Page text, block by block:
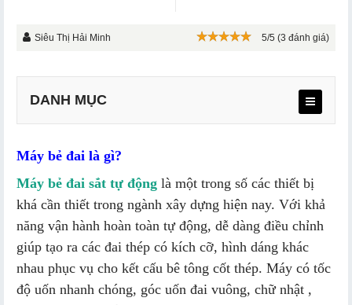
Siêu Thị Hải Minh 5/5 (3 đánh giá)
DANH MỤC
Máy bẻ đai là gì?
Máy bẻ đai sắt tự động là một trong số các thiết bị
khá cần thiết trong ngành xây dựng hiện nay. Với khả
năng vận hành hoàn toàn tự động, dễ dàng điều chỉnh
giúp tạo ra các đai thép có kích cỡ, hình dáng khác
nhau phục vụ cho kết cấu bê tông cốt thép. Máy có tốc
độ uốn nhanh chóng, góc uốn đai vuông, chữ nhật ,